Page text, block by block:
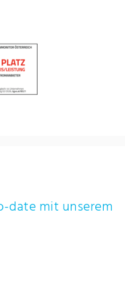
date mit unserem